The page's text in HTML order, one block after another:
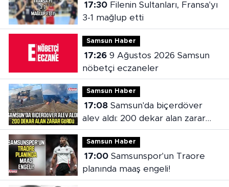
17:30Filenin Sultanları, Fransa'yı
3-1 mağlup etti
Samsun Haber
17:269 Ağustos 2026 Samsun
nöbetçi eczaneler
Samsun Haber
17:08Samsun'da biçerdöver
alev aldı: 200 dekar alan zarar
gördü
Samsun Haber
17:00Samsunspor'un Traore
planında maaş engeli!